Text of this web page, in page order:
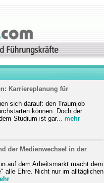
Karriereplanung für
sich darauf: den Traumjob
können. Doch der
Studium ist gar...
mehr
der Medienwechsel in der
auf dem Arbeitsmarkt macht dem
alle Ehre. Nicht nur im alltäglichen